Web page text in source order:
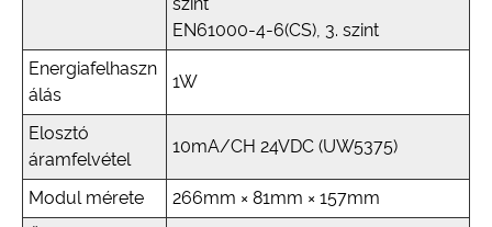
EN61000-4-6(CS), 3. szint
Energiafelhaszn
álás
1W
Elosztó
áramfelvétel
10mA/CH 24VDC (UW5375)
Modul mérete
266mm × 81mm × 157mm